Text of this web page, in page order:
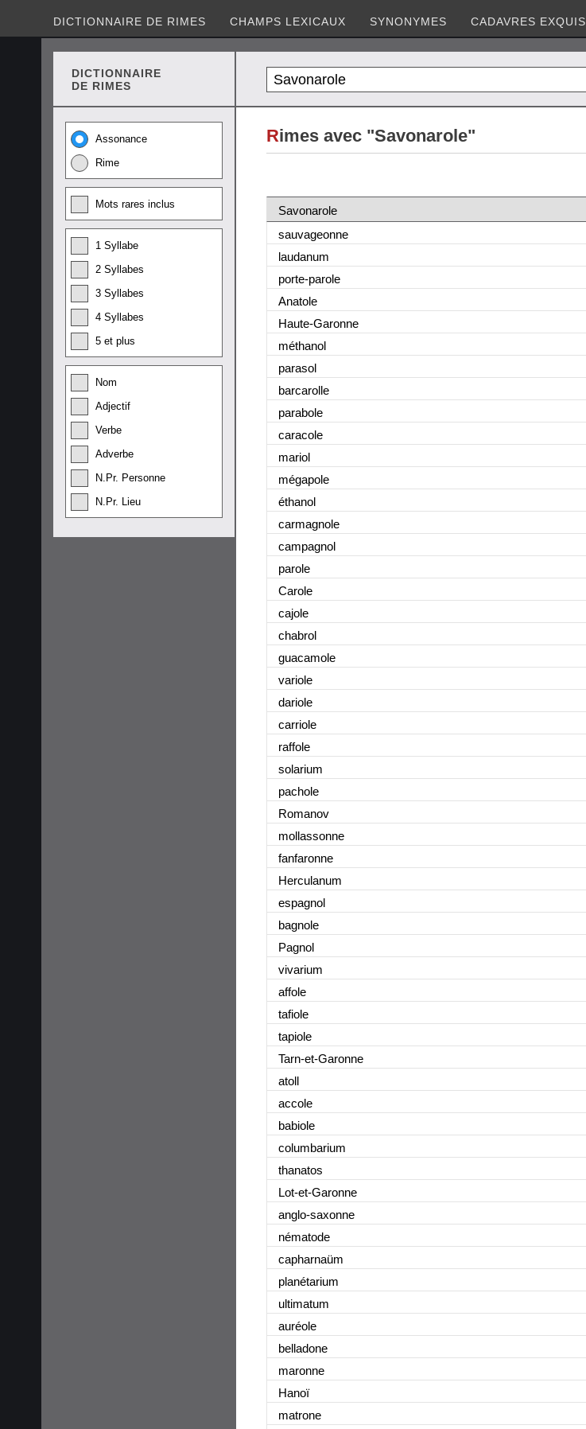
DICTIONNAIRE DE RIMES CHAMPS LEXICAUX SYNONYMES CADAVRES EXQUIS
DICTIONNAIRE
DE RIMES
Assonance
Rime
Mots rares inclus
1 Syllabe
2 Syllabes
3 Syllabes
4 Syllabes
5 et plus
Nom
Adjectif
Verbe
Adverbe
N.Pr. Personne
N.Pr. Lieu
Rimes avec "Savonarole"
Savonarole
sauvageonne
laudanum
porte-parole
Anatole
Haute-Garonne
méthanol
parasol
barcarolle
parabole
caracole
mariol
mégapole
éthanol
carmagnole
campagnol
parole
Carole
cajole
chabrol
guacamole
variole
dariole
carriole
raffole
solarium
pachole
Romanov
mollassonne
fanfaronne
Herculanum
espagnol
bagnole
Pagnol
vivarium
affole
tafiole
tapiole
Tarn-et-Garonne
atoll
accole
babiole
columbarium
thanatos
Lot-et-Garonne
anglo-saxonne
nématode
capharnaüm
planétarium
ultimatum
auréole
belladone
maronne
Hanoï
matrone